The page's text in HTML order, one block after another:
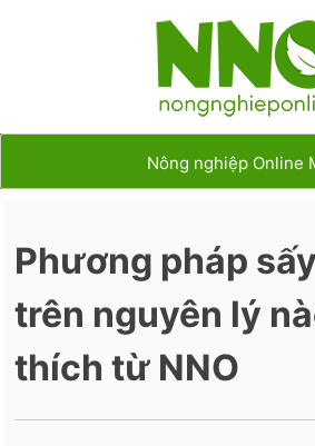
Nông nghiệp Online
Phương pháp
trên nguyên lý
thích từ NNO